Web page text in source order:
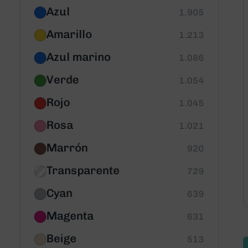
Azul 1.905
Amarillo 1.213
Azul marino 1.086
Verde 1.054
Rojo 1.045
Rosa 1.021
Marrón 920
Transparente 729
Cyan 639
Magenta 631
Beige 513